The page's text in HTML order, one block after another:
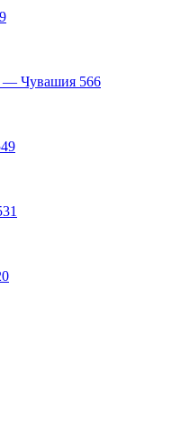
— Чувашия 566